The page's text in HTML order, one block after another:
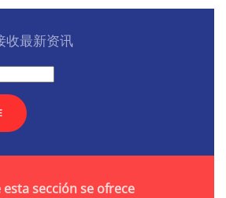
收最新资讯
sección se ofrece